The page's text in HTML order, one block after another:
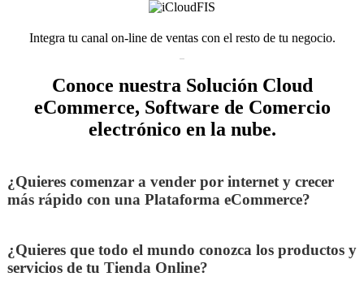
Integra tu canal on-line de ventas con el resto de tu negocio.
Conoce nuestra Solución Cloud
eCommerce, Software de Comercio
electrónico en la nube.
¿Quieres comenzar a vender por internet y crecer
más rápido con una Plataforma eCommerce?
¿Quieres que todo el mundo conozca los productos y
servicios de tu Tienda Online?